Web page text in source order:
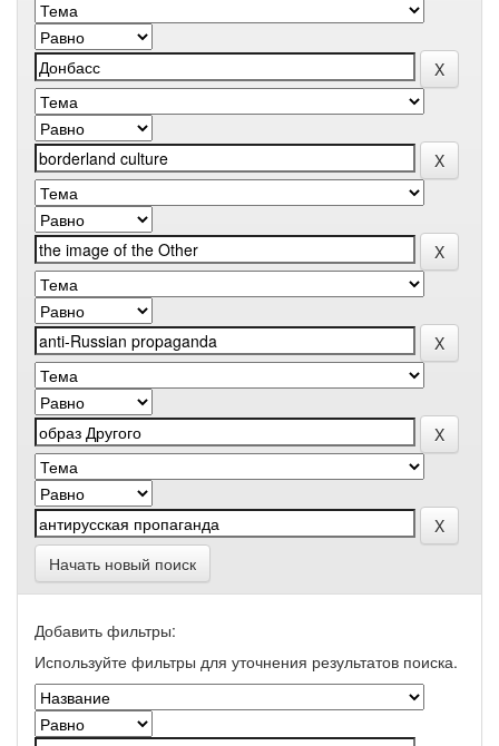
Начать новый поиск
Добавить фильтры:
Используйте фильтры для уточнения результатов поиска.